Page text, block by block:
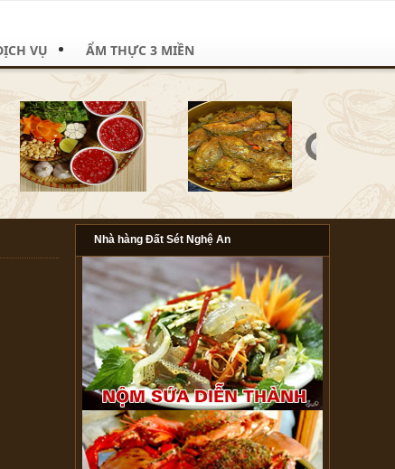
VỤ ẨM THỰC 3 MIỀN
Nhà hàng Đất Sét Nghệ An